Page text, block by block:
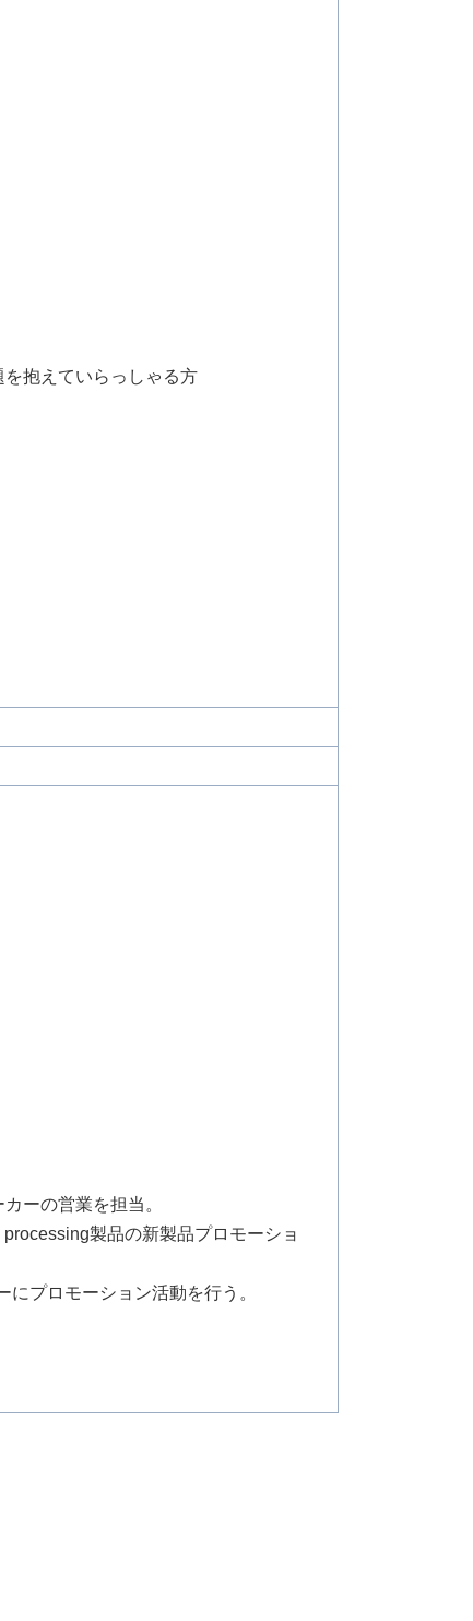
抱えていらっしゃる方
ーの営業を担当。
製品の新製品プロモーショ
プロモーション活動を行う。